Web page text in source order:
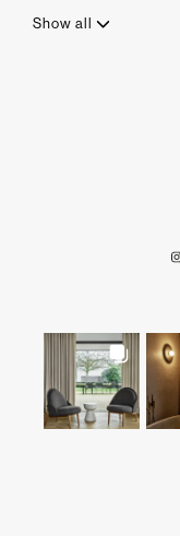
Show all